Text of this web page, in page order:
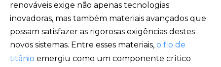
renováveis ​​exige não apenas tecnologias
inovadoras, mas também materiais avançados que
possam satisfazer as rigorosas exigências destes
novos sistemas. Entre esses materiais, o fio de
titânio emergiu como um componente crítico